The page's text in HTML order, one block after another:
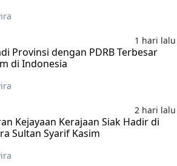
1 hari lalu
Provinsi dengan PDRB Terbesar
di Indonesia
2 hari lalu
Kejayaan Kerajaan Siak Hadir di
Sultan Syarif Kasim